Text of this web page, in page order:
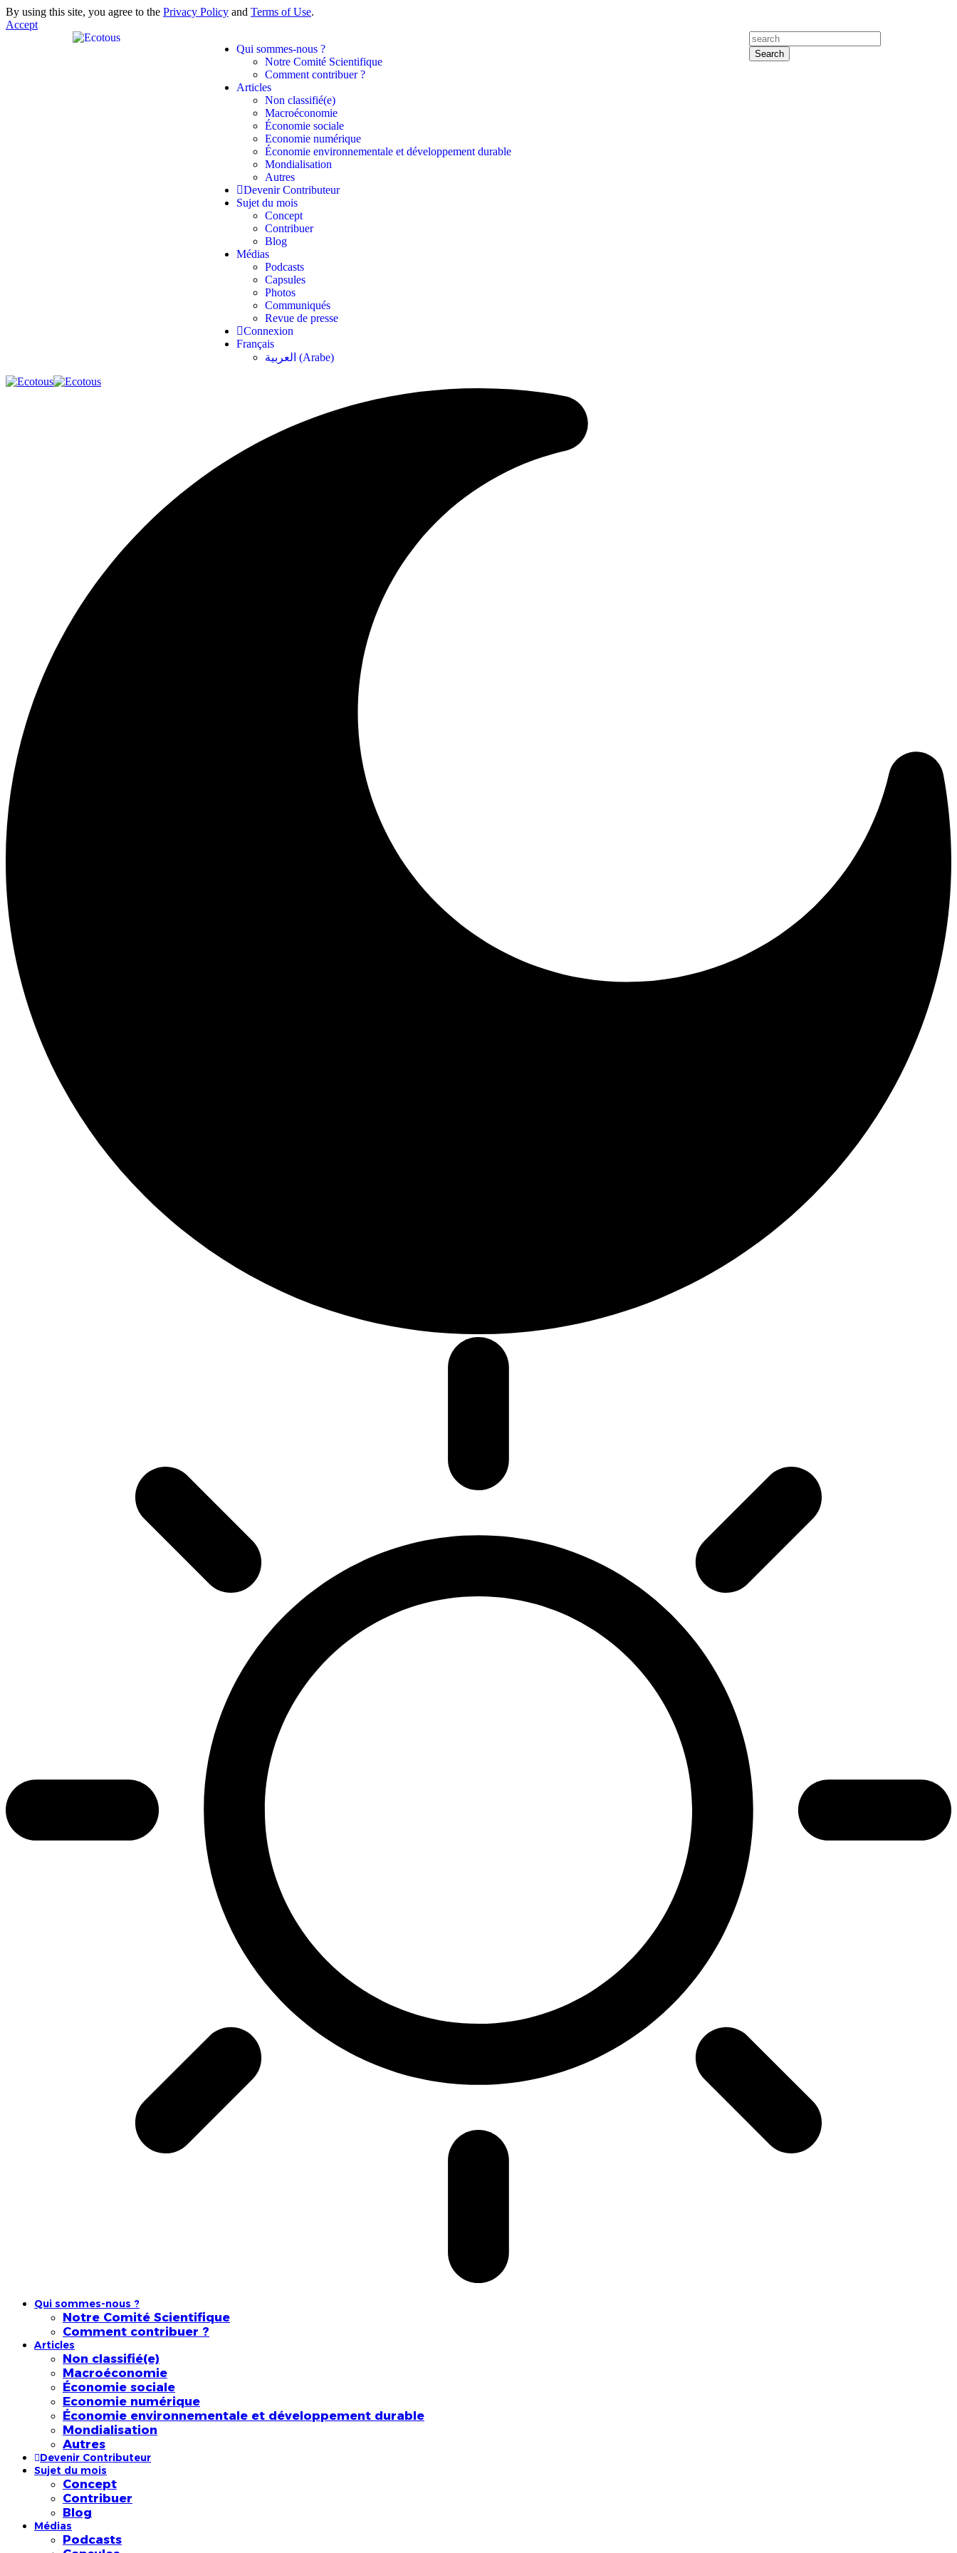
By using this site, you agree to the Privacy Policy and Terms of Use.
Accept
Qui sommes-nous ?
Notre Comité Scientifique
Comment contribuer ?
Articles
Non classifié(e)
Macroéconomie
Économie sociale
Economie numérique
Économie environnementale et développement durable
Mondialisation
Autres
Devenir Contributeur
Sujet du mois
Concept
Contribuer
Blog
Médias
Podcasts
Capsules
Photos
Communiqués
Revue de presse
Connexion
Français
العربية (Arabe)
Qui sommes-nous ?
Notre Comité Scientifique
Comment contribuer ?
Articles
Non classifié(e)
Macroéconomie
Économie sociale
Economie numérique
Économie environnementale et développement durable
Mondialisation
Autres
Devenir Contributeur
Sujet du mois
Concept
Contribuer
Blog
Médias
Podcasts